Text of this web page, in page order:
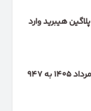
نمونه آزمایشی KMC T9 پلاگین هیبرید وارد
قیمت پراید وانت ۱۵۱ در مرداد ۱۴۰۵ به ۹۴۷